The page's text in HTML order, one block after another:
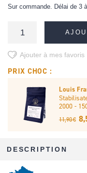
Sur commande. Délai de 3
Ajouter à mes favoris
PRIX CHOC :
Louis
2000 -
11,90 €
DESCRIPTION